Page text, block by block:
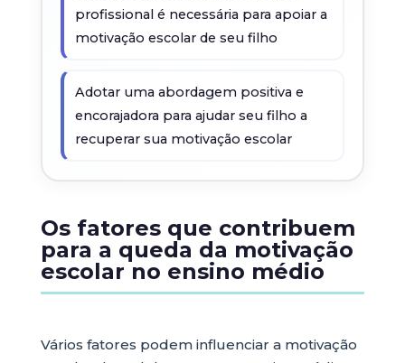
profissional é necessária para apoiar a
motivação escolar de seu filho
Adotar uma abordagem positiva e
encorajadora para ajudar seu filho a
recuperar sua motivação escolar
Os fatores que contribuem
para a queda da motivação
escolar no ensino médio
Vários fatores podem influenciar a motivação